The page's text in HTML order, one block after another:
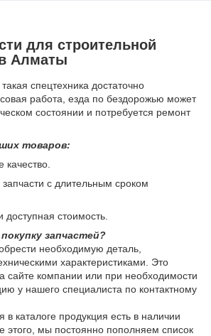
для строительной
Алматы
спецтехника достаточно
работа, езда по бездорожью может
состоянии и потребуется ремонт
товаров:
качество.
с длительным сроком
стоимость.
запчастей?
необходимую деталь,
характеристиками. Это
сайте компании или при необходимости
у нашего специалиста по контактному
в каталоге продукция есть в наличии
этого, мы постоянно пополняем список